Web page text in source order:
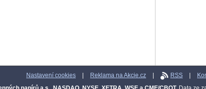
Nastavení cookies | Reklama na Akcie.cz | RSS |